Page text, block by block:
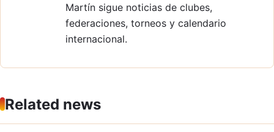
Martín sigue noticias de clubes,
federaciones, torneos y calendario
internacional.
Related news